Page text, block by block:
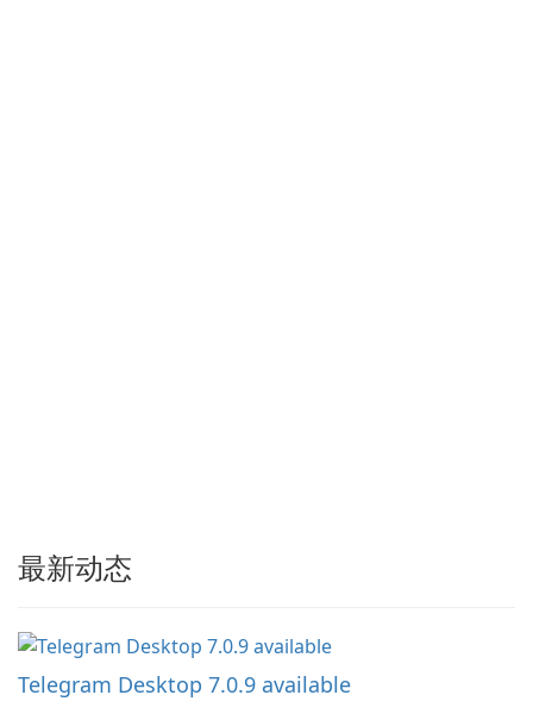
最新动态
Telegram Desktop 7.0.9 available